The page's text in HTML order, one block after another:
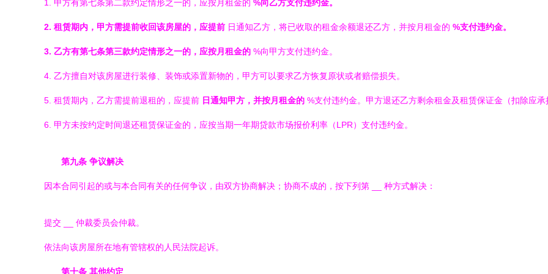
1. 甲方有第七条第二款约定情形之一的，应按月租金的 %向乙方支付违约金。
2. 租赁期内，甲方需提前收回该房屋的，应提前 日通知乙方，将已收取的租金余额退还乙方，并按月租金的 %支付违约金。
3. 乙方有第七条第三款约定情形之一的，应按月租金的 %向甲方支付违约金。
4. 乙方擅自对该房屋进行装修、装饰或添置新物的，甲方可以要求乙方恢复原状或者赔偿损失。
5. 租赁期内，乙方需提前退租的，应提前 日通知甲方，并按月租金的 %支付违约金。甲方退还乙方剩余租金及租赁保证金（扣除应承
6. 甲方未按约定时间退还租赁保证金的，应按当期一年期贷款市场报价利率（LPR）支付违约金。
第九条 争议解决
因本合同引起的或与本合同有关的任何争议，由双方协商解决；协商不成的，按下列第 __ 种方式解决：
提交 __ 仲裁委员会仲裁。
依法向该房屋所在地有管辖权的人民法院起诉。
第十条 其他约定